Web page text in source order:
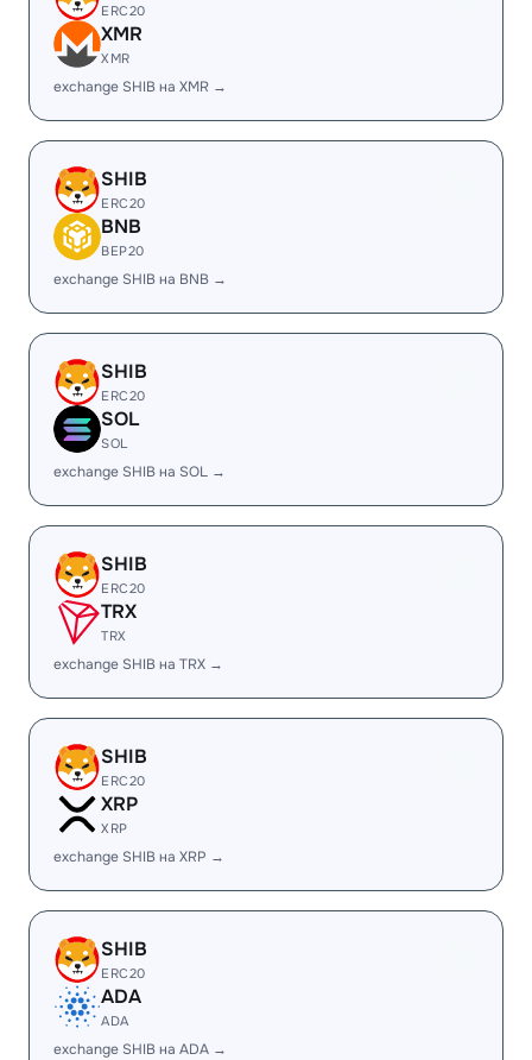
ERC20
XMR
XMR
exchange SHIB на XMR →
SHIB
ERC20
BNB
BEP20
exchange SHIB на BNB →
SHIB
ERC20
SOL
SOL
exchange SHIB на SOL →
SHIB
ERC20
TRX
TRX
exchange SHIB на TRX →
SHIB
ERC20
XRP
XRP
exchange SHIB на XRP →
SHIB
ERC20
ADA
ADA
exchange SHIB на ADA →